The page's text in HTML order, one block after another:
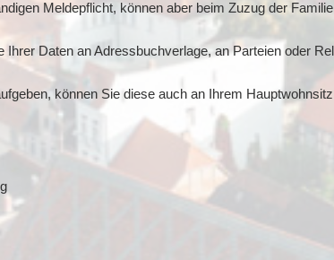
Meldepflicht, können aber beim Zuzug der
Daten an Adressbuchverlage, an Parteien oder
können Sie diese auch an Ihrem